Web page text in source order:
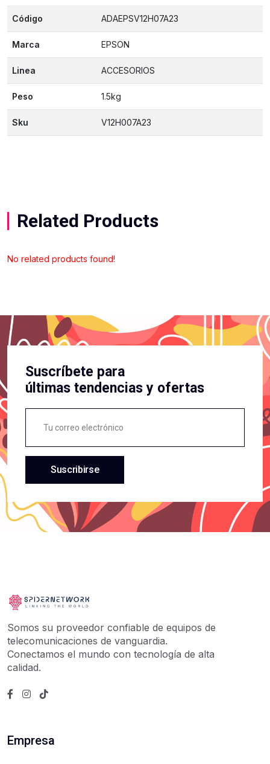
Código ADAEPSV12H07A23
Marca EPSON
Linea ACCESORIOS
Peso 1.5kg
Sku V12H007A23
Related Products
No related products found!
Suscríbete para
últimas tendencias y ofertas
Suscribirse
Somos su proveedor confiable de equipos de
telecomunicaciones de vanguardia.
Conectamos el mundo con tecnología de alta
calidad.
Empresa